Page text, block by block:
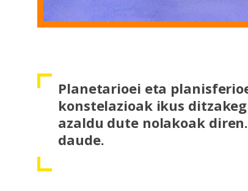
Planetarioei eta
konstelazioak ikus
azaldu dute nolakoak
daude.